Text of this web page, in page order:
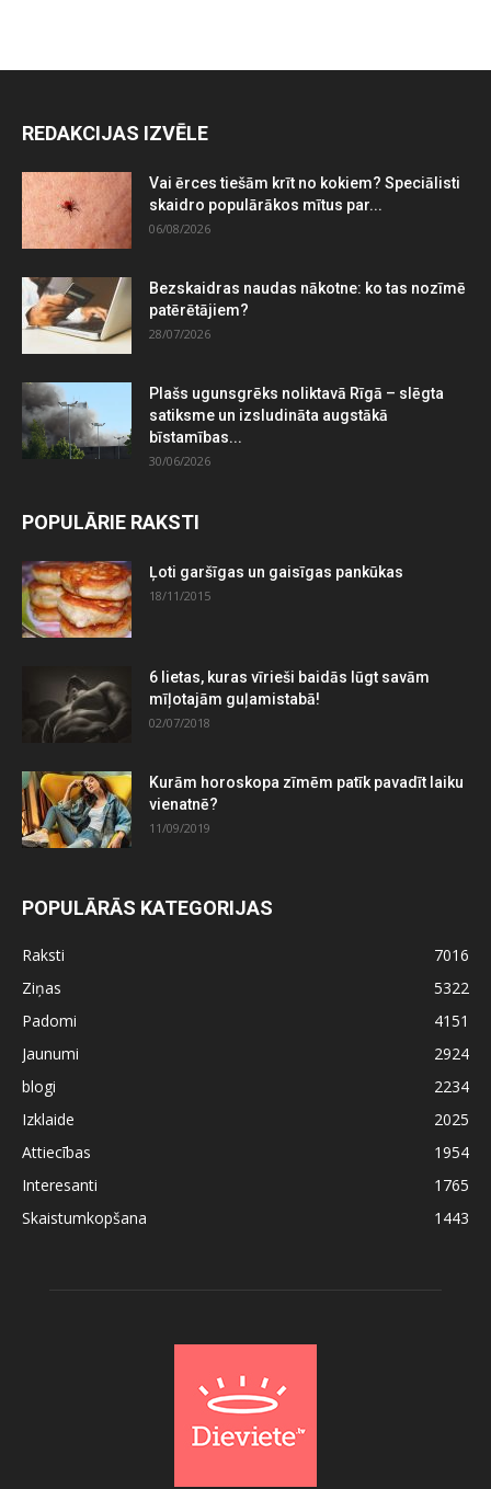
REDAKCIJAS IZVĒLE
Vai ērces tiešām krīt no kokiem? Speciālisti
skaidro populārākos mītus par...
06/08/2026
Bezskaidras naudas nākotne: ko tas nozīmē
patērētājiem?
28/07/2026
Plašs ugunsgrēks noliktavā Rīgā – slēgta
satiksme un izsludināta augstākā
bīstamības...
30/06/2026
POPULĀRIE RAKSTI
Ļoti garšīgas un gaisīgas pankūkas
18/11/2015
6 lietas, kuras vīrieši baidās lūgt savām
mīļotajām guļamistabā!
02/07/2018
Kurām horoskopa zīmēm patīk pavadīt laiku
vienatnē?
11/09/2019
POPULĀRĀS KATEGORIJAS
Raksti
7016
Ziņas
5322
Padomi
4151
Jaunumi
2924
blogi
2234
Izklaide
2025
Attiecības
1954
Interesanti
1765
Skaistumkopšana
1443